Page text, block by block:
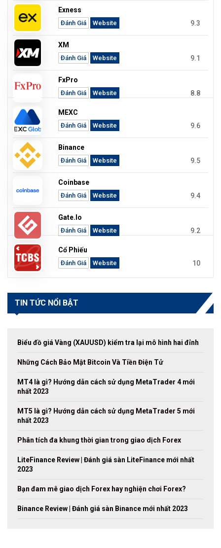
Exness
Đánh Giá Website 9.3
XM
Đánh Giá Website 9.1
FxPro
Đánh Giá Website 8.8
MEXC
Đánh Giá Website 9.6
Binance
Đánh Giá Website 9.5
Coinbase
Đánh Giá Website 9.4
Gate.io
Đánh Giá Website 9.2
Cổ Phiếu
Đánh Giá Website 10
TIN TỨC NỔI BẬT
Biểu đồ giá Vàng (XAUUSD) kiểm tra lại mô hình hai đỉnh
Những Cách Bảo Mật Bitcoin Và Tiền Điện Tử
MT4 là gì? Hướng dẫn cách sử dụng MetaTrader 4 mới
nhất 2023
MT5 là gì? Hướng dẫn cách sử dụng MetaTrader 5 mới
nhất 2023
Phân tích đa khung thời gian trong giao dịch Forex
LiteFinance Review | Đánh giá sàn LiteFinance mới nhất
2023
Bạn đam mê giao dịch Forex hay nghiện chơi Forex?
Binance Review | Đánh giá sàn Binance mới nhất 2023